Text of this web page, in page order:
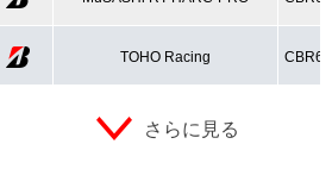
TOHO Racing
さらに見る